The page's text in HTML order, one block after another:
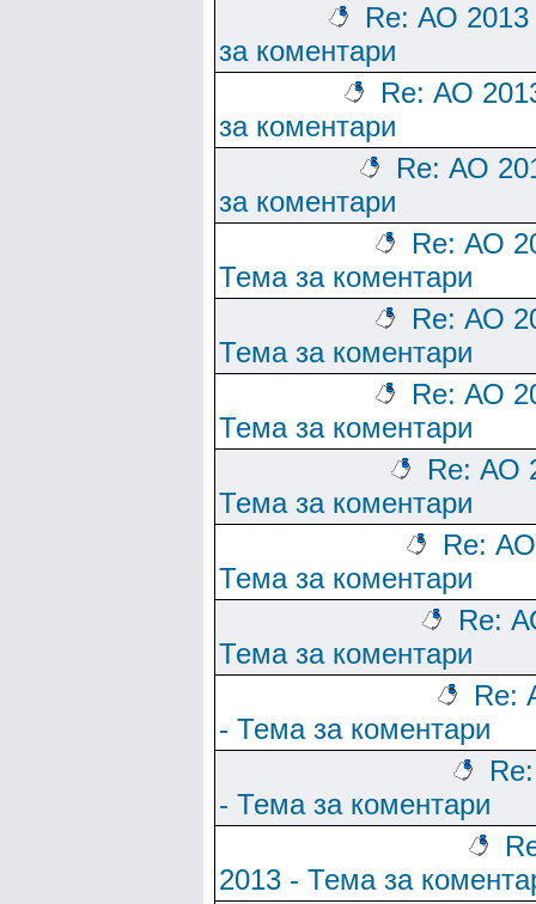
Re: АО
за коментари
Re: АО
за коментари
Re: АО
за коментари
Re: АО
Тема за коментари
Re: АО
Тема за коментари
Re: АО
Тема за коментари
Re: АО
Тема за коментари
Re:
Тема за коментари
Re:
Тема за коментари
Re:
- Тема за коментари
- Тема за коментари
2013 - Тема за